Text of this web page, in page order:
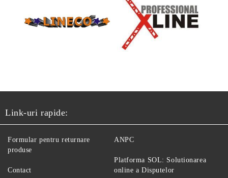
Link-uri rapide:
Formular pentru returnare
produse
Contact
ANPC
Platforma SOL: Solutionarea
online a Disputelor